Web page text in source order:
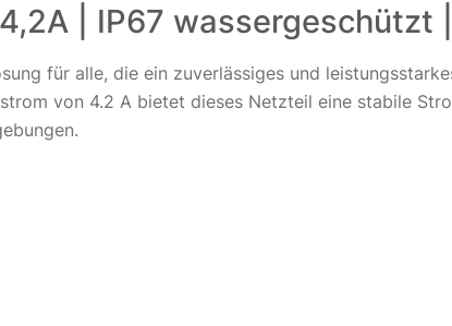
| IP67 wassergeschützt
für alle, die ein zuverlässiges und
von 4.2 A bietet dieses Netzteil eine stabile